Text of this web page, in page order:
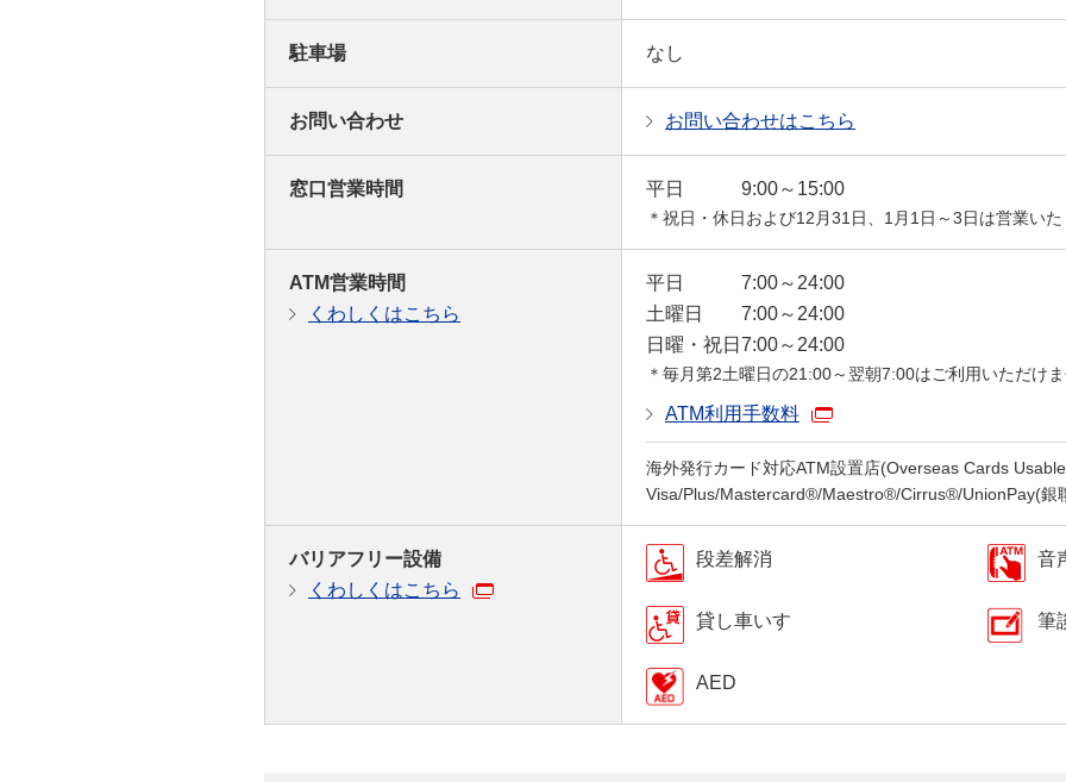
駐車場 なし
お問い合わせ お問い合わせはこちら
窓口営業時間 平日 9:00～15:00
＊祝日・休日および12月31日、1月1日～3日は営業いた
ATM営業時間
くわしくはこちら
平日
7:00～24:00
土曜日
7:00～24:00
日曜・祝日 7:00～24:00
＊毎月第2土曜日の21:00～翌朝7:00はご利用いただけま
ATM利用手数料
海外発行カード対応ATM設置店(Overseas Cards
Visa/Plus/Mastercard®/Maestro®/Cirrus®/UnionPay(銀
バリアフリー設備
くわしくはこちら
段差解消 音
貸し車いす 筆
AED